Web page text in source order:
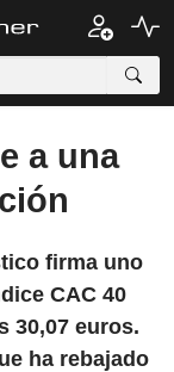
a una
firma uno
CAC 40
30,07 euros.
ha rebajado